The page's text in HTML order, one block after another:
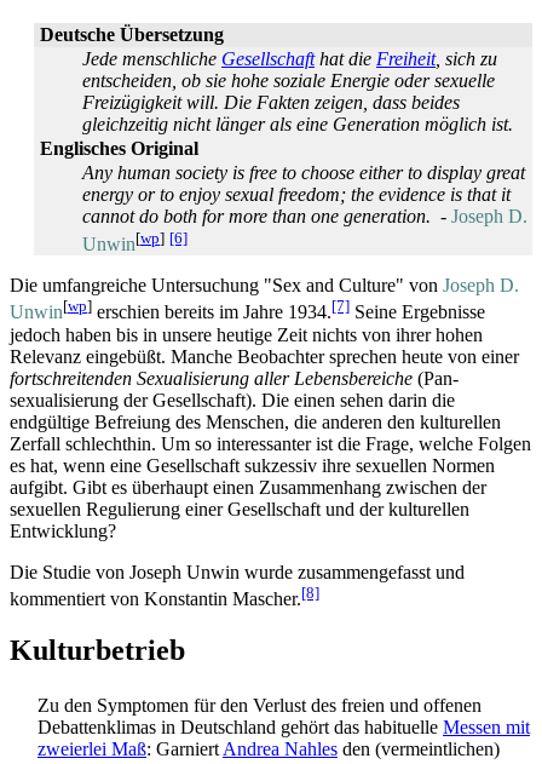
Deutsche Übersetzung
Jede menschliche Gesellschafthat die Freiheit, sich zu
entscheiden, ob sie hohe soziale Energie oder sexuelle
Freizügigkeit will. Die Fakten zeigen, dass beides
gleichzeitig nicht länger als eine Generation möglich ist.
Englisches Original
Any human society is free to choose either to display great
energy or to enjoy sexual freedom; the evidence is that it
cannot do both for more than one generation. - Joseph D.
Unwin[wp] [6]
Die umfangreiche Untersuchung "Sex and Culture" von Joseph D.
Unwin[wp] erschien bereits im Jahre 1934.[7] Seine Ergebnisse
jedoch haben bis in unsere heutige Zeit nichts von ihrer hohen
Relevanz eingebüßt. Manche Beobachter sprechen heute von einer
fort­schreitenden Sexualisierung aller Lebens­bereiche (Pan­
sexualisierung der Gesellschaft). Die einen sehen darin die
endgültige Befreiung des Menschen, die anderen den kulturellen
Zerfall schlechthin. Um so interessanter ist die Frage, welche Folgen
es hat, wenn eine Gesellschaft sukzessiv ihre sexuellen Normen
aufgibt. Gibt es überhaupt einen Zusammenhang zwischen der
sexuellen Regulierung einer Gesellschaft und der kulturellen
Entwicklung?
Die Studie von Joseph Unwin wurde zusammengefasst und
kommentiert von Konstantin Mascher.[8]
Kulturbetrieb
Zu den Symptomen für den Verlust des freien und offenen
Debattenklimas in Deutschland gehört das habituelle Messen mit
zweierlei Maß: Garniert Andrea Nahles den (vermeintlichen)